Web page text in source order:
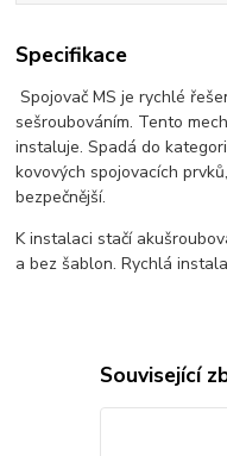
Specifikace
Spojovač MS je rychlé
sešroubováním. Tento
instaluje. Spadá do
kovových spojovacích
bezpečnější.
K instalaci stačí
a bez šablon. Rychlá
Související